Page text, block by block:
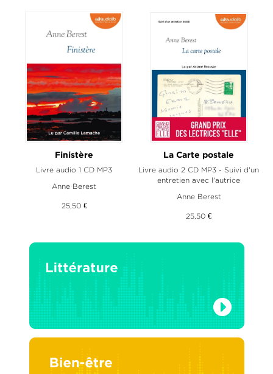
Finistère
Livre audio 1 CD MP3
Anne Berest
25,50 €
La Carte postale
Livre audio 2 CD MP3 - Suivi d'un
entretien avec l'autrice
Anne Berest
25,50 €